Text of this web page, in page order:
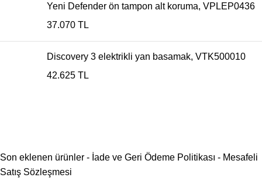
Yeni Defender ön tampon alt koruma, VPLEP0436
37.070 TL
Discovery 3 elektrikli yan basamak, VTK500010
42.625 TL
Son eklenen ürünler - İade ve Geri Ödeme Politikası - Mesafeli
Satış Sözleşmesi